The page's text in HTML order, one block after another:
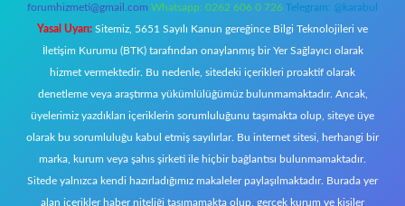
forumhizmeti@gmail.com Whatsapp: 0262 606 0 726 Telegram: @karabul
Yasal Uyarı: Sitemiz, 5651 Sayılı Kanun gereğince Bilgi Teknolojileri ve
İletişim Kurumu (BTK) tarafından onaylanmış bir Yer Sağlayıcı olarak
hizmet vermektedir. Bu nedenle, sitedeki içerikleri proaktif olarak
denetleme veya araştırma yükümlülüğümüz bulunmamaktadır. Ancak,
üyelerimiz yazdıkları içeriklerin sorumluluğunu taşımakta olup, siteye üye
olarak bu sorumluluğu kabul etmiş sayılırlar. Bu internet sitesi, herhangi bir
marka, kurum veya şahıs şirketi ile hiçbir bağlantısı bulunmamaktadır.
Sitede yalnızca kendi hazırladığımız makaleler paylaşılmaktadır. Burada yer
alan içerikler haber niteliği taşımamakta olup, gerçek kurum ve kişiler